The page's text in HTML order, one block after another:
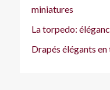
miniatures
La torpedo:
Drapés élégants